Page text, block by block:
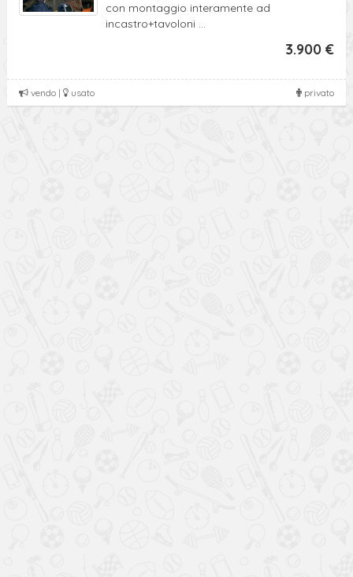
con montaggio interamente ad
incastro+tavoloni ...
3.900 €
privato
vendo | usato